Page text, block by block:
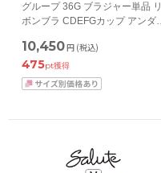
グループ 36G ブラジャー単品 リ
ボンブラ CDEFGカップ アンダー
10,450円 (税込)
475pt獲得